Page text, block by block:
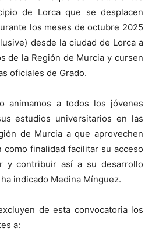
de Lorca que se desplacen
los meses de octubre 2025
desde la ciudad de Lorca a
de la Región de Murcia y cursen
oficiales de Grado.
animamos a todos los jóvenes
estudios universitarios en las
de Murcia a que aprovechen
como finalidad facilitar su acceso
y contribuir así a su desarrollo
indicado Medina Mínguez.
de esta convocatoria los
a: